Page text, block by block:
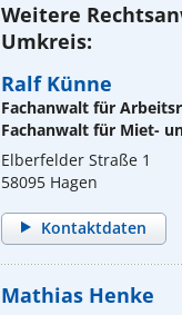
Weitere
Umkreis:
Ralf Künne
Fachanwalt für
Fachanwalt für Miet-
Elberfelder Straße 1
58095 Hagen
Kontaktdaten
Mathias Henke